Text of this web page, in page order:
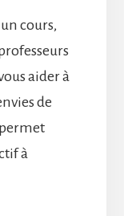
cours,
aider à
de
à